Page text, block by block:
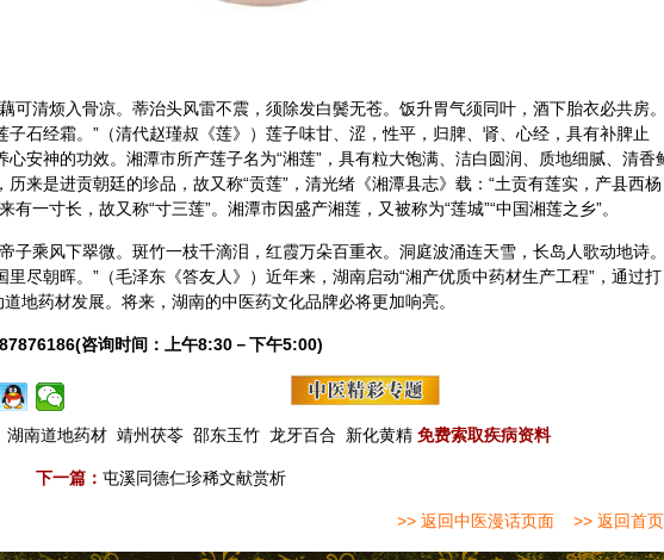
可清烦入骨凉。蒂治头风雷不震，须除发白鬓无苍。饭升胃气须同叶，酒下胎衣必共房
子石经霜。”（清代赵瑾叔《莲》）莲子味甘、涩，性平，归脾、肾、心经，具有补脾止
心安神的功效。湘潭市所产莲子名为“湘莲”，具有粒大饱满、洁白圆润、质地细腻、清香
来是进贡朝廷的珍品，故又称“贡莲”，清光绪《湘潭县志》载：“土贡有莲实，产县西杨
有一寸长，故又称“寸三莲”。湘潭市因盛产湘莲，又被称为“莲城”“中国湘莲之乡”。
子乘风下翠微。斑竹一枝千滴泪，红霞万朵百重衣。洞庭波涌连天雪，长岛人歌动地诗
里尽朝晖。”（毛泽东《答友人》）近年来，湖南启动“湘产优质中药材生产工程”，通过打
道地药材发展。将来，湖南的中医药文化品牌必将更加响亮。
咨询时间：上午8:30－下午5:00)
湖南道地药材 靖州茯苓 邵东玉竹 龙牙百合 新化黄精 免费索取疾病资料
下一篇： 屯溪同德仁珍稀文献赏析
>> 返回中医漫话页面 >> 返回首页